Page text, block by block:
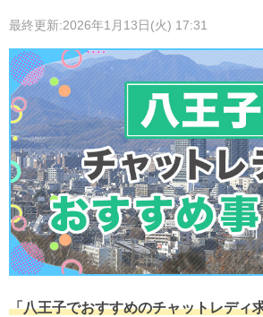
最終更新:2026年1月13日(火) 17:31
「八王子でおすすめのチャットレディ